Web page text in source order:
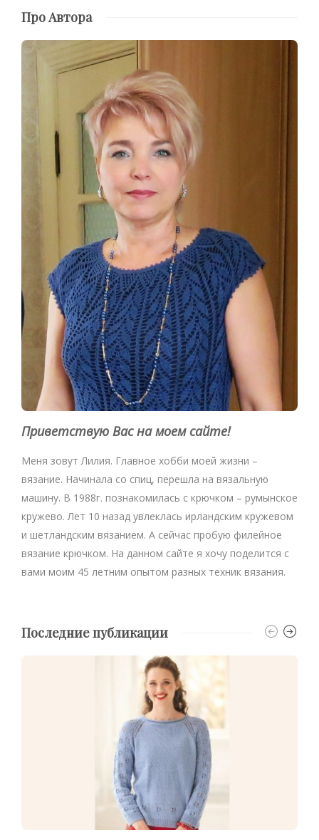
Про Автора
Приветствую Вас на моем сайте!
Меня зовут Лилия. Главное хобби моей жизни –
вязание. Начинала со спиц, перешла на вязальную
машину. В 1988г. познакомилась с крючком – румынское
кружево. Лет 10 назад увлеклась ирландским кружевом
и шетландским вязанием. А сейчас пробую филейное
вязание крючком. На данном сайте я хочу поделится с
вами моим 45 летним опытом разных техник вязания.
Последние публикации